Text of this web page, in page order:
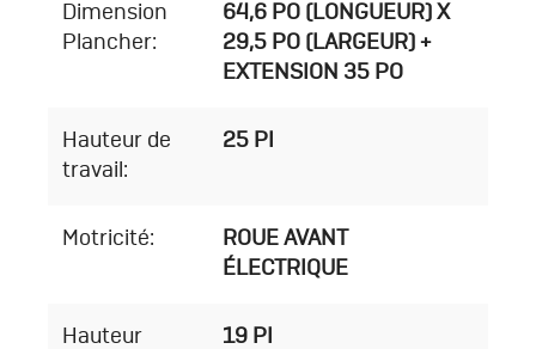
Dimension
Plancher:
64,6 PO (LONGUEUR) X
29,5 PO (LARGEUR) +
EXTENSION 35 PO
Hauteur de
travail:
25 PI
Motricité:
ROUE AVANT
ÉLECTRIQUE
Hauteur
19 PI